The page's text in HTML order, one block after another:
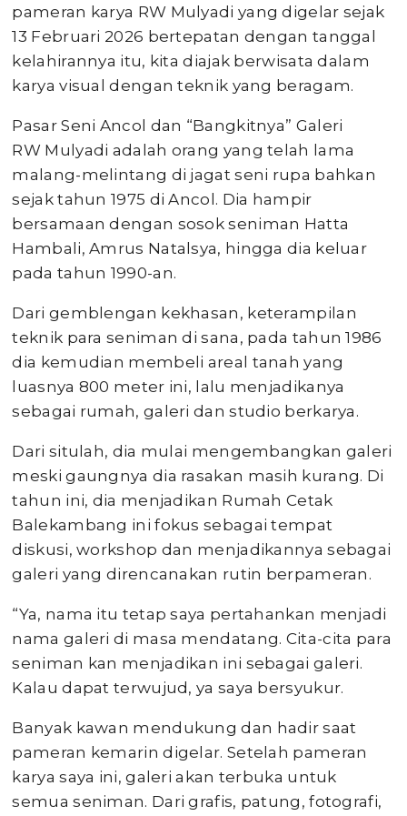
pameran karya RW Mulyadi yang digelar sejak
13 Februari 2026 bertepatan dengan tanggal
kelahirannya itu, kita diajak berwisata dalam
karya visual dengan teknik yang beragam.
Pasar Seni Ancol dan “Bangkitnya” Galeri
RW Mulyadi adalah orang yang telah lama
malang-melintang di jagat seni rupa bahkan
sejak tahun 1975 di Ancol. Dia hampir
bersamaan dengan sosok seniman Hatta
Hambali, Amrus Natalsya, hingga dia keluar
pada tahun 1990-an.
Dari gemblengan kekhasan, keterampilan
teknik para seniman di sana, pada tahun 1986
dia kemudian membeli areal tanah yang
luasnya 800 meter ini, lalu menjadikanya
sebagai rumah, galeri dan studio berkarya.
Dari situlah, dia mulai mengembangkan galeri
meski gaungnya dia rasakan masih kurang. Di
tahun ini, dia menjadikan Rumah Cetak
Balekambang ini fokus sebagai tempat
diskusi, workshop dan menjadikannya sebagai
galeri yang direncanakan rutin berpameran.
“Ya, nama itu tetap saya pertahankan menjadi
nama galeri di masa mendatang. Cita-cita para
seniman kan menjadikan ini sebagai galeri.
Kalau dapat terwujud, ya saya bersyukur.
Banyak kawan mendukung dan hadir saat
pameran kemarin digelar. Setelah pameran
karya saya ini, galeri akan terbuka untuk
semua seniman. Dari grafis, patung, fotografi,